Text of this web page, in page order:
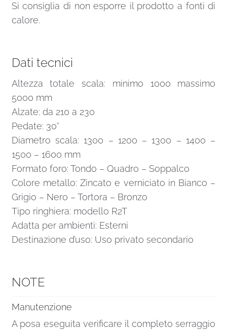
Si consiglia di non esporre il prodotto a fonti di
calore.
Dati tecnici
Altezza totale scala: minimo 1000 massimo
5000 mm
Alzate: da 210 a 230
Pedate: 30°
Diametro scala: 1300 – 1200 – 1300 – 1400 –
1500 – 1600 mm
Formato foro: Tondo – Quadro – Soppalco
Colore metallo: Zincato e verniciato in Bianco –
Grigio – Nero – Tortora – Bronzo
Tipo ringhiera: modello R2T
Adatta per ambienti: Esterni
Destinazione d’uso: Uso privato secondario
NOTE
Manutenzione
A posa eseguita verificare il completo serraggio